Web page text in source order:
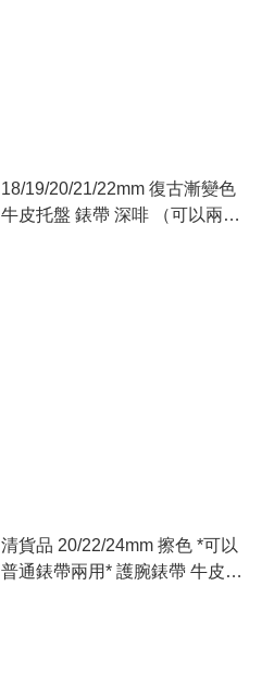
18/19/20/21/22mm 復古漸變色
牛皮托盤 錶帶 深啡 （可以兩用
清貨品 20/22/24mm 擦色 *可以
普通錶帶兩用* 護腕錶帶 牛皮錶